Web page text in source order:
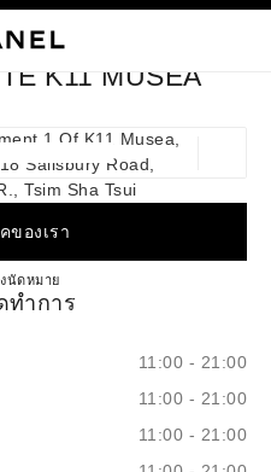
านี้
MUSEA
K11 MUSEA
1 Of K11 Musea,
Salisbury Road,
Tsim Sha Tsui
ของเรา
นัดหมาย
CHANEL BEAUTÉ K11
ทำการ
11:00 - 21:00
11:00 - 21:00
11:00 - 21:00